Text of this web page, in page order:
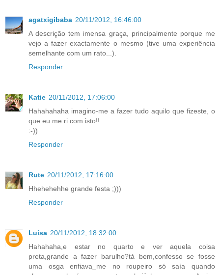
agatxigibaba 20/11/2012, 16:46:00
A descrição tem imensa graça, principalmente porque me
vejo a fazer exactamente o mesmo (tive uma experiência
semelhante com um rato...).
Responder
Katie 20/11/2012, 17:06:00
Hahahahaha imagino-me a fazer tudo aquilo que fizeste, o
que eu me ri com isto!!
:-))
Responder
Rute 20/11/2012, 17:16:00
Hhehehehhe grande festa ;)))
Responder
Luisa 20/11/2012, 18:32:00
Hahahaha,e estar no quarto e ver aquela coisa
preta,grande a fazer barulho?tá bem,confesso se fosse
uma osga enfiava_me no roupeiro só saía quando